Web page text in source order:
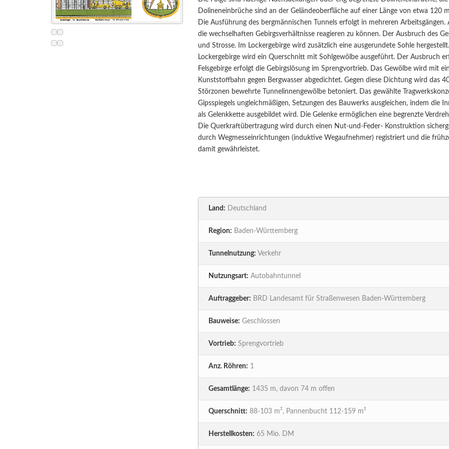
Dolineneinbrüche sind an der Geländeoberfläche auf einer Länge von etwa 120
Die Ausführung des bergmännischen Tunnels erfolgt in mehreren
die wechselhaften Gebirgsverhältnisse reagieren zu können. Der Ausbruch des
und Strosse. Im Lockergebirge wird zusätzlich eine ausgerundete Sohle
Lockergebirge wird ein Querschnitt mit Sohlgewölbe ausgeführt. Der Ausbruch
Felsgebirge erfolgt die Gebirgslösung im Sprengvortrieb. Das Gewölbe wird mit
Kunststoffbahn gegen Bergwasser abgedichtet. Gegen diese Dichtung wird das
Störzonen bewehrte Tunnelinnengewölbe betoniert. Das gewählte
Gipsspiegels ungleichmäßigen, Setzungen des Bauwerks ausgleichen, indem die
als Gelenkkette ausgebildet wird. Die Gelenke ermöglichen eine begrenzte
Die Querkraftübertragung wird durch einen Nut-und-Feder- Konstruktion
durch Wegmesseinrichtungen (induktive Wegaufnehmer) registriert und die
damit gewährleistet.
Land: Deutschland
Region: Baden-Württemberg
Tunnelnutzung: Verkehr
Nutzungsart: Autobahntunnel
Auftraggeber: BRD Landesamt für Straßenwesen Baden-Württemberg
Bauweise: Geschlossen
Vortrieb: Sprengvortrieb
Anz. Röhren: 1
Gesamtlänge: 1435 m, davon 74 m offen
Querschnitt: 88-103 m², Pannenbucht 112-159 m²
Herstellkosten: 65 Mio. DM